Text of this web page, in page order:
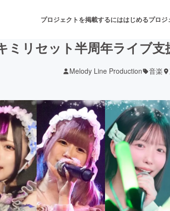
プロジェクトを掲載するにははじめるプロジ
音楽 舞
ゲーム・サービス開発 フ
書籍・雑誌出版 ア
チャレンジ
ミリセット半周年ライブ支
Melody Line Production 音楽